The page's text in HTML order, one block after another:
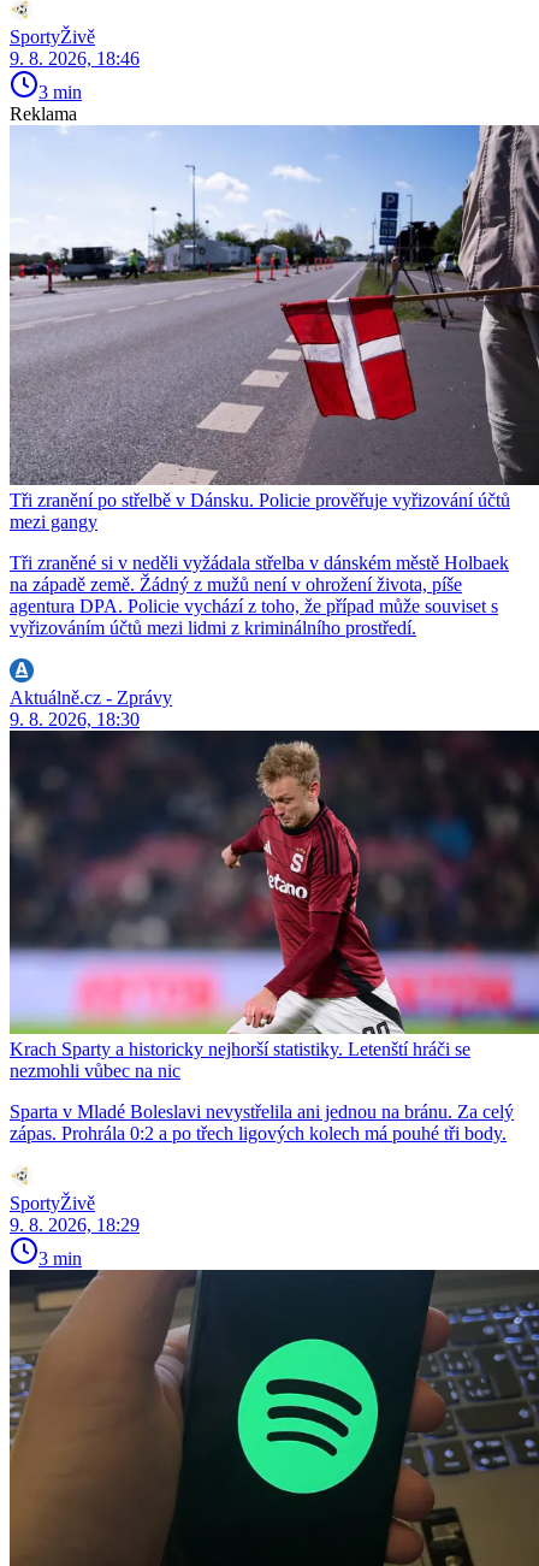
SportyŽivě
9. 8. 2026, 18:46
3 min
Reklama
Tři zranění po střelbě v Dánsku. Policie prověřuje vyřizování účtů
mezi gangy
Tři zraněné si v neděli vyžádala střelba v dánském městě Holbaek
na západě země. Žádný z mužů není v ohrožení života, píše
agentura DPA. Policie vychází z toho, že případ může souviset s
vyřizováním účtů mezi lidmi z kriminálního prostředí.
Aktuálně.cz - Zprávy
9. 8. 2026, 18:30
Krach Sparty a historicky nejhorší statistiky. Letenští hráči se
nezmohli vůbec na nic
Sparta v Mladé Boleslavi nevystřelila ani jednou na bránu. Za celý
zápas. Prohrála 0:2 a po třech ligových kolech má pouhé tři body.
SportyŽivě
9. 8. 2026, 18:29
3 min